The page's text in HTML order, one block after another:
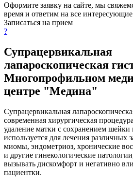
Оформите заявку на сайте, мы
время и ответим на все
Записаться на прием
?
Супрацервикальная
лапароскопическая
Многопрофильном
центре "Медина"
Супрацервикальная
современная хирургическая
удаление матки с сохранением шейки
используется для лечения различных
миомы, эндометриоз, хронические
и другие гинекологические
вызывать дискомфорт и негативно
пациентки.